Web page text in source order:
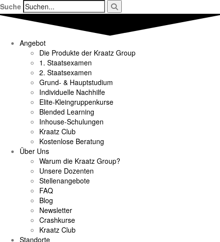
Suche
Angebot
Die Produkte der Kraatz Group
1. Staatsexamen
2. Staatsexamen
Grund- & Hauptstudium
Individuelle Nachhilfe
Elite-Kleingruppenkurse
Blended Learning
Inhouse-Schulungen
Kraatz Club
Kostenlose Beratung
Über Uns
Warum die Kraatz Group?
Unsere Dozenten
Stellenangebote
FAQ
Blog
Newsletter
Crashkurse
Kraatz Club
Standorte